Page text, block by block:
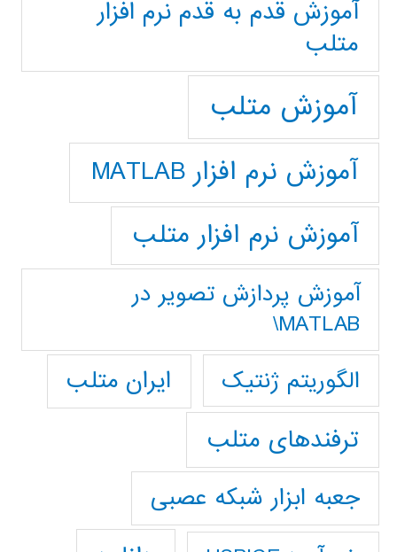
آموزش قدم به قدم نرم افزار
متلب
آموزش متلب
آموزش نرم افزار MATLAB
آموزش نرم افزار متلب
آموزش پردازش تصوير در
MATLAB\
الگوریتم ژنتیک
ایران متلب
ترفندهای متلب
جعبه ابزار شبکه عصبی